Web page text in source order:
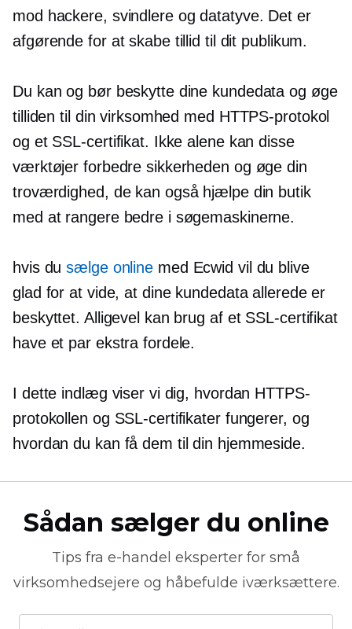
mod hackere, svindlere og datatyve. Det er
afgørende for at skabe tillid til dit publikum.
Du kan og bør beskytte dine kundedata og øge
tilliden til din virksomhed med HTTPS-protokol
og et SSL-certifikat. Ikke alene kan disse
værktøjer forbedre sikkerheden og øge din
troværdighed, de kan også hjælpe din butik
med at rangere bedre i søgemaskinerne.
hvis dusælge online med Ecwid vil du blive
glad for at vide, at dine kundedata allerede er
beskyttet. Alligevel kan brug af et SSL-certifikat
have et par ekstra fordele.
I dette indlæg viser vi dig, hvordan HTTPS-
protokollen og SSL-certifikater fungerer, og
hvordan du kan få dem til din hjemmeside.
Sådan sælger du online
Tips fra e-handel eksperter for små
virksomhedsejere og håbefulde iværksættere.